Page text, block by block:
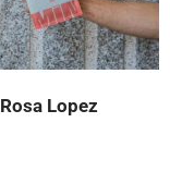
Rosa Lopez